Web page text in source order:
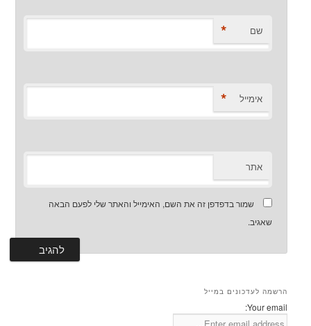
שם *
אימייל *
אתר
שמור בדפדפן זה את השם, האימייל והאתר שלי לפעם הבאה
שאגיב.
הרשמה לעדכונים במייל
Your email: